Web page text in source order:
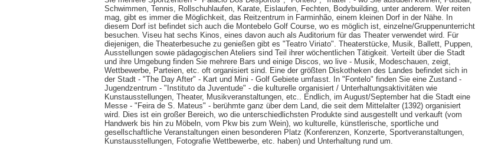
Schwimmen, Tennis, Rollschuhlaufen, Karate, Eislaufen, Fechten, Bodybuilding, unter anderem. Wer reiten
mag, gibt es immer die Möglichkeit, das Reitzentrum in Farminhão, einem kleinen Dorf in der Nähe. In
diesem Dorf ist befindet sich auch die Montebelo Golf Course, wo es möglich ist, einzelne/Gruppenunterricht
besuchen. Viseu hat sechs Kinos, eines davon auch als Auditorium für das Theater verwendet wird. Für
diejenigen, die Theaterbesuche zu genießen gibt es "Teatro Viriato". Theaterstücke, Musik, Ballett, Puppen,
Ausstellungen sowie pädagogischen Ateliers sind Teil ihrer wöchentlichen Tätigkeit. Verteilt über die Stadt
und ihre Umgebung finden Sie mehrere Bars und einige Discos, wo live - Musik, Modeschauen, zeigt,
Wettbewerbe, Parteien, etc. oft organisiert sind. Eine der größten Diskotheken des Landes befindet sich in
der Stadt - "The Day After" - Kart und Mini - Golf Gebiete umfasst. In "Fontelo" finden Sie eine Zustand -
Jugendzentrum - "Instituto da Juventude" - die kulturelle organisiert / Unterhaltungsaktivitäten wie
Kunstausstellungen, Theater, Musikveranstaltungen, etc.. Endlich, im August/September hat die Stadt eine
Messe - "Feira de S. Mateus" - berühmte ganz über dem Land, die seit dem Mittelalter (1392) organisiert
wird. Dies ist ein großer Bereich, wo die unterschiedlichsten Produkte sind ausgestellt und verkauft (vom
Handwerk bis hin zu Möbeln, vom Pkw bis zum Wein), wo kulturelle, künstlerische, sportliche und
gesellschaftliche Veranstaltungen einen besonderen Platz (Konferenzen, Konzerte, Sportveranstaltungen,
Kunstausstellungen, Fotografie Wettbewerbe, etc. haben) und Unterhaltung rund um.